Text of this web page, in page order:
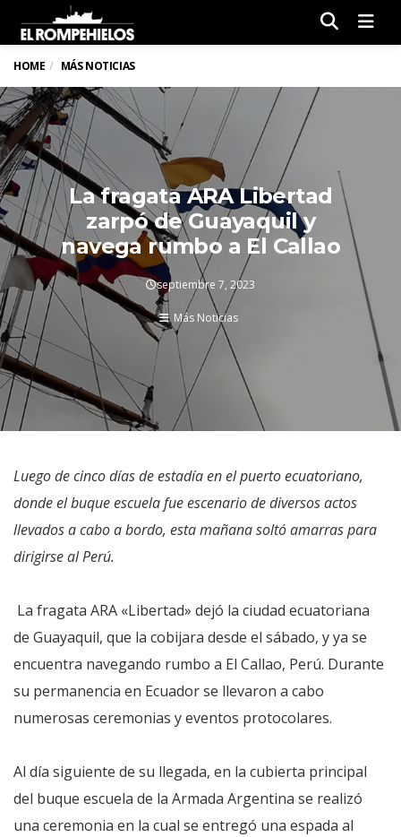
HOME MÁS NOTICIAS
La fragata ARA Libertad
zarpó de Guayaquil y
navega rumbo a El Callao
septiembre 7, 2023
Más Noticias
Luego de cinco días de estadía en el puerto ecuatoriano,
donde el buque escuela fue escenario de diversos actos
llevados a cabo a bordo, esta mañana soltó amarras para
dirigirse al Perú.
La fragata ARA «Libertad» dejó la ciudad ecuatoriana
de Guayaquil, que la cobijara desde el sábado, y ya se
encuentra navegando rumbo a El Callao, Perú. Durante
su permanencia en Ecuador se llevaron a cabo
numerosas ceremonias y eventos protocolares.
Al día siguiente de su llegada, en la cubierta principal
del buque escuela de la Armada Argentina se realizó
una ceremonia en la cual se entregó una espada al